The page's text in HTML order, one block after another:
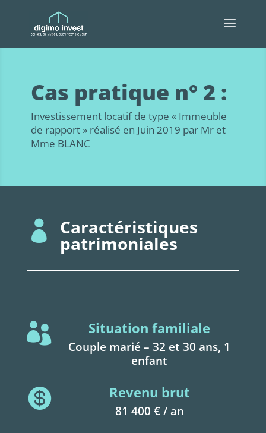
Cas pratique n° 2 :
Investissement locatif de type « Immeuble
de rapport » réalisé en Juin 2019 par Mr et
Mme BLANC
 Caractéristiques
patrimoniales
 Situation familiale
Couple marié – 32 et 30 ans, 1
enfant
 Revenu brut
81 400 € / an